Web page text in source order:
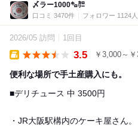
〆ラー1000㌔㌍
口コミ 3470件 フォロワー 1124人
2026/05 訪問 1回目
3.5 ￥3,000～
便利な場所で手土産購入にも。
■デリチュース 中 3500円
・JR大阪駅構内のケーキ屋さん。